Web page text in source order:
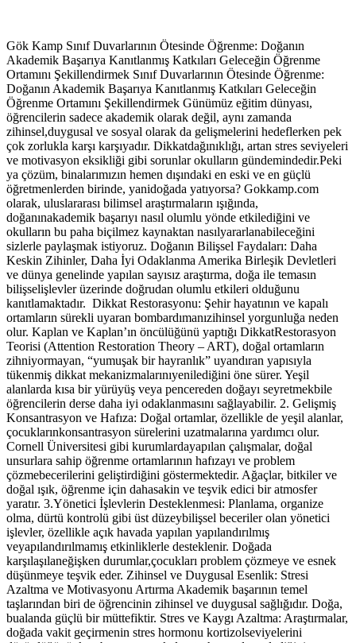
Gök Kamp Sınıf Duvarlarının Ötesinde Öğrenme: Doğanın
Akademik Başarıya Kanıtlanmış Katkıları Geleceğin Öğrenme
Ortamını Şekillendirmek Sınıf Duvarlarının Ötesinde Öğrenme:
Doğanın Akademik Başarıya Kanıtlanmış Katkıları Geleceğin
Öğrenme Ortamını Şekillendirmek Günümüz eğitim dünyası,
öğrencilerin sadece akademik olarak değil, aynı zamanda
zihinsel,duygusal ve sosyal olarak da gelişmelerini hedeflerken pek
çok zorlukla karşı karşıyadır. Dikkatdağınıklığı, artan stres seviyeleri
ve motivasyon eksikliği gibi sorunlar okulların gündemindedir.Peki
ya çözüm, binalarımızın hemen dışındaki en eski ve en güçlü
öğretmenlerden birinde, yanidoğada yatıyorsa? Gokkamp.com
olarak, uluslararası bilimsel araştırmaların ışığında,
doğanınakademik başarıyı nasıl olumlu yönde etkilediğini ve
okulların bu paha biçilmez kaynaktan nasılyararlanabileceğini
sizlerle paylaşmak istiyoruz. Doğanın Bilişsel Faydaları: Daha
Keskin Zihinler, Daha İyi Odaklanma Amerika Birleşik Devletleri
ve dünya genelinde yapılan sayısız araştırma, doğa ile temasın
bilişselişlevler üzerinde doğrudan olumlu etkileri olduğunu
kanıtlamaktadır. Dikkat Restorasyonu: Şehir hayatının ve kapalı
ortamların sürekli uyaran bombardımanızihinsel yorgunluğa neden
olur. Kaplan ve Kaplan’ın öncülüğünü yaptığı DikkatRestorasyon
Teorisi (Attention Restoration Theory – ART), doğal ortamların
zihniyormayan, “yumuşak bir hayranlık” uyandıran yapısıyla
tükenmiş dikkat mekanizmalarınıyenilediğini öne sürer. Yeşil
alanlarda kısa bir yürüyüş veya pencereden doğayı seyretmekbile
öğrencilerin derse daha iyi odaklanmasını sağlayabilir. 2. Gelişmiş
Konsantrasyon ve Hafıza: Doğal ortamlar, özellikle de yeşil alanlar,
çocuklarınkonsantrasyon sürelerini uzatmalarına yardımcı olur.
Cornell Üniversitesi gibi kurumlardayapılan çalışmalar, doğal
unsurlara sahip öğrenme ortamlarının hafızayı ve problem
çözmebecerilerini geliştirdiğini göstermektedir. Ağaçlar, bitkiler ve
doğal ışık, öğrenme için dahasakin ve teşvik edici bir atmosfer
yaratır. 3.Yönetici İşlevlerin Desteklenmesi: Planlama, organize
olma, dürtü kontrolü gibi üst düzeybilişsel beceriler olan yönetici
işlevler, özellikle açık havada yapılan yapılandırılmış
veyapılandırılmamış etkinliklerle desteklenir. Doğada
karşılaşılaneğişken durumlar,çocukları problem çözmeye ve esnek
düşünmeye teşvik eder. Zihinsel ve Duygusal Esenlik: Stresi
Azaltma ve Motivasyonu Artırma Akademik başarının temel
taşlarından biri de öğrencinin zihinsel ve duygusal sağlığıdır. Doğa,
bualanda güçlü bir müttefiktir. Stres ve Kaygı Azaltma: Araştırmalar,
doğada vakit geçirmenin stres hormonu kortizolseviyelerini